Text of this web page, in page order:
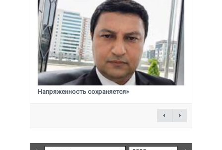
Напряженность сохраняется»